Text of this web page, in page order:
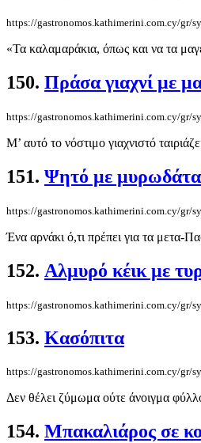
https://gastronomos.kathimerini.com.cy/gr/
«Τα καλαμαράκια, όπως και να τα
150. Πράσα γιαχνί με
https://gastronomos.kathimerini.com.cy/gr/
Μ’ αυτό το νόστιμο γιαχνιστό
151. Ψητό με μυρωδάτα
https://gastronomos.kathimerini.com.cy/gr/
Ένα αρνάκι ό,τι πρέπει για τα μετα-
152. Αλμυρό κέικ με
https://gastronomos.kathimerini.com.cy/gr/
153. Κασόπιτα
https://gastronomos.kathimerini.com.cy/gr/
Δεν θέλει ζύμωμα ούτε άνοιγμα
154. Μπακαλιάρος σε